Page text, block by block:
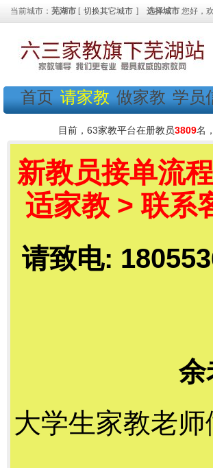
当前城市： 芜湖市 [ 切换其它城市 ] 选择城市 您好，
首页 请家教 做家教 学员
目前，63家教平台在册教员3809名
新教员接单流
适家教 > 联系
请致电:
大学生家教老